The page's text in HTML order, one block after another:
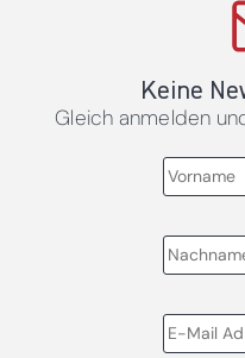
Keine
Gleich anmelden